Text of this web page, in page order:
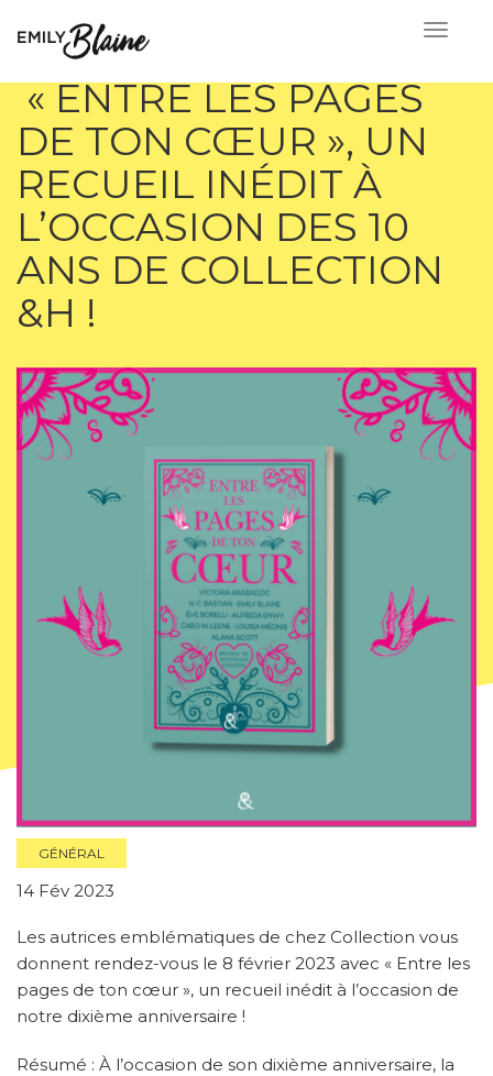
« ENTRE LES PAGES
DE TON CŒUR », UN
RECUEIL INÉDIT À
L’OCCASION DES 10
ANS DE COLLECTION
&H !
GÉNÉRAL
14 Fév 2023
Les autrices emblématiques de chez Collection vous
donnent rendez-vous le 8 février 2023 avec « Entre les
pages de ton cœur », un recueil inédit à l’occasion de
notre dixième anniversaire !
Résumé : À l’occasion de son dixième anniversaire, la